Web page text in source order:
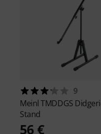
9
MeinlTMDDGS
Stand
56 €